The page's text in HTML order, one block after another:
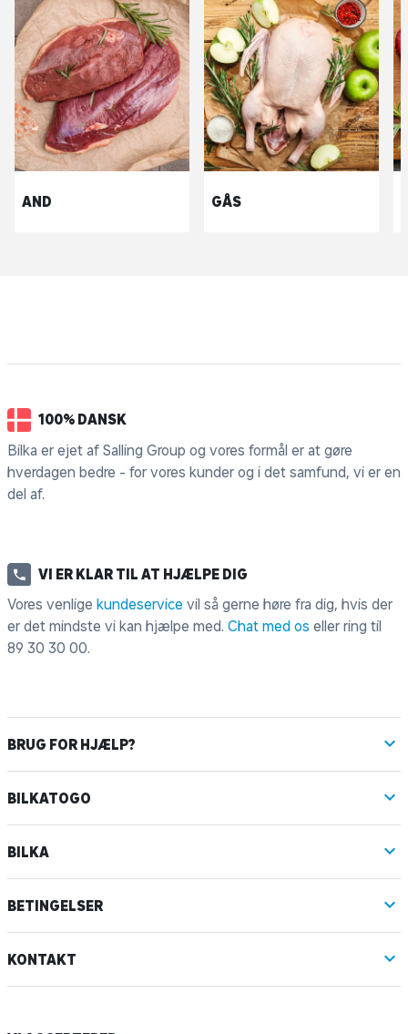
AND GÅS
100% DANSK
Bilka er ejet af Salling Group og vores formål er at gøre
hverdagen bedre - for vores kunder og i det samfund, vi er en
del af.
VI ER KLAR TIL AT HJÆLPE DIG
Vores venlige kundeservice vil så gerne høre fra dig, hvis der
er det mindste vi kan hjælpe med. Chat med os eller ring til
89 30 30 00.
BRUG FOR HJÆLP?
BILKATOGO
BILKA
BETINGELSER
KONTAKT